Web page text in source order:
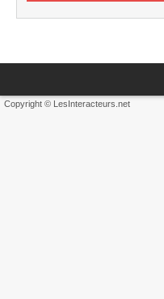
Copyright © LesInteracteurs.net